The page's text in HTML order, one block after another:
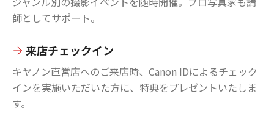
師としてサポート。
来店チェックイン
キヤノン直営店へのご来店時、Canon IDによるチェック
インを実施いただいた方に、特典をプレゼントいたしま
す。